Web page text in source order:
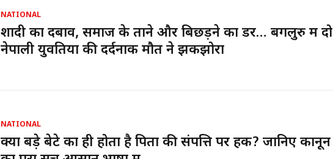
NATIONAL
शादी का दबाव, समाज के ताने और बिछड़ने का डर… बेंगलुरु में दो
नेपाली युवतियों की दर्दनाक मौत ने झकझोरा
NATIONAL
क्या बड़े बेटे का ही होता है पिता की संपत्ति पर हक? जानिए कानून